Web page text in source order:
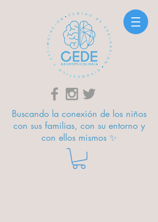
Buscando la conexión de los niños
con sus familias, con su entorno y
con ellos mismos ✨